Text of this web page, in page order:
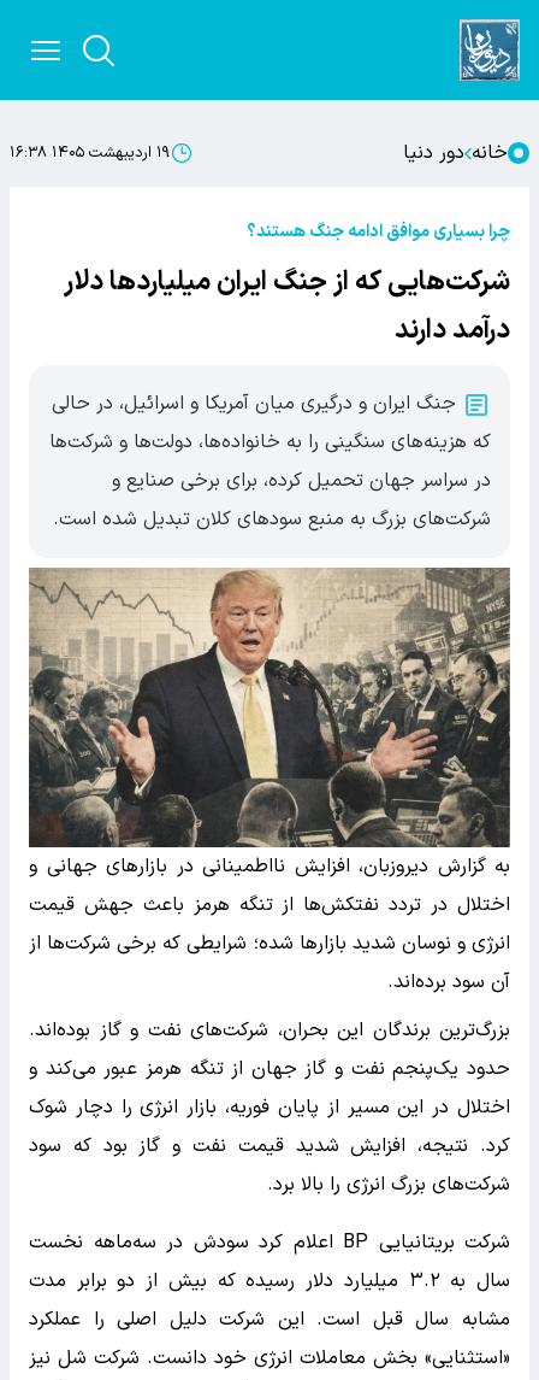
خانه دور دنیا ۱۹ اردیبهشت ۱۴۰۵ ۱۶:۳۸
چرا بسیاری موافق ادامه جنگ هستند؟
شرکت‌هایی که از جنگ ایران میلیاردها دلار
درآمد دارند
جنگ ایران و درگیری میان آمریکا و اسرائیل، در حالی
که هزینه‌های سنگینی را به خانواده‌ها، دولت‌ها و شرکت‌ها
در سراسر جهان تحمیل کرده، برای برخی صنایع و
شرکت‌های بزرگ به منبع سودهای کلان تبدیل شده است.
به گزارش دیروزبان، افزایش نااطمینانی در بازارهای جهانی و
اختلال در تردد نفتکش‌ها از تنگه هرمز باعث جهش قیمت
انرژی و نوسان شدید بازارها شده؛ شرایطی که برخی شرکت‌ها از
آن سود برده‌اند.
بزرگ‌ترین برندگان این بحران، شرکت‌های نفت و گاز بوده‌اند.
حدود یک‌پنجم نفت و گاز جهان از تنگه هرمز عبور می‌کند و
اختلال در این مسیر از پایان فوریه، بازار انرژی را دچار شوک
کرد. نتیجه، افزایش شدید قیمت نفت و گاز بود که سود
شرکت‌های بزرگ انرژی را بالا برد.
شرکت بریتانیایی BP اعلام کرد سودش در سه‌ماهه نخست
سال به ۳.۲ میلیارد دلار رسیده که بیش از دو برابر مدت
مشابه سال قبل است. این شرکت دلیل اصلی را عملکرد
«استثنایی» بخش معاملات انرژی خود دانست. شرکت شل نیز